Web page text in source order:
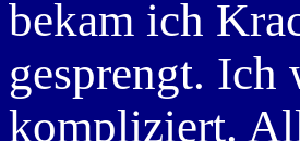
bekam ich
gesprengt. Ich
kompliziert.